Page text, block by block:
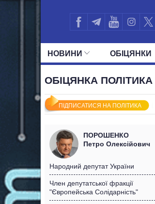
НОВИНИ ОБIЦЯНКИ
ОБІЦЯНКА ПОЛІТИКА
ПІДПИСАТИСЯ НА ПОЛІТИКА
ПОРОШЕНКО
Петро Олексійович
Народний депутат України
Член депутатської фракції
"Європейська Солідарність"